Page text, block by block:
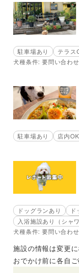
駐車場あり
テラス
犬種条件: 要問い合わせ
駐車場あり 店内OK
ドッグランあり
入浴施設あり（シャ
犬種条件: 要問い合わせ
施設の情報は変更
おでかけ前に各自ご